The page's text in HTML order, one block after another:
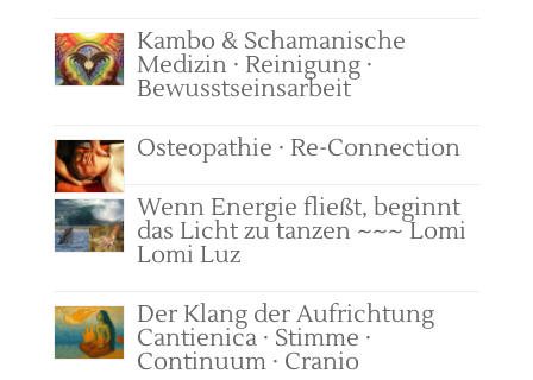
Kambo & Schamanische
Medizin · Reinigung ·
Bewusstseinsarbeit
Osteopathie · Re-Connection
Wenn Energie fließt, beginnt
das Licht zu tanzen ~~~ Lomi
Lomi Luz
Der Klang der Aufrichtung
Cantienica · Stimme ·
Continuum · Cranio